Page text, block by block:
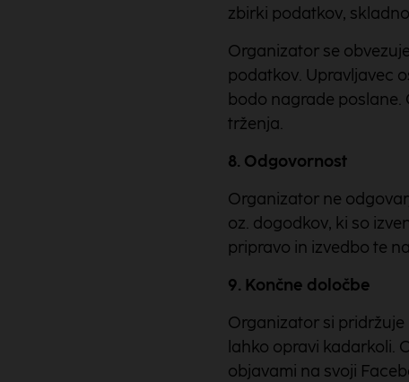
zbirki podatkov,
Organizator se
podatkov. Upravljavec
bodo nagrade
trženja.
8. Odgovornost
Organizator ne
oz. dogodkov, ki so
pripravo in izvedbo te
9. Končne določbe
Organizator si
lahko opravi kadarkoli.
objavami na svoji